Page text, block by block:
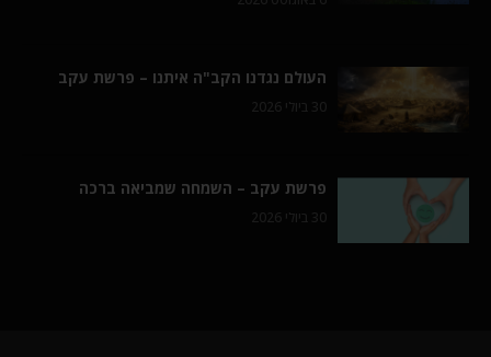
העולם נגדנו הקב"ה איתנו – פרשת עקב
30 ביולי 2026
פרשת עקב – השמחה שמביאה ברכה
30 ביולי 2026